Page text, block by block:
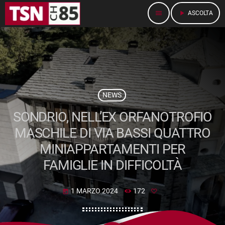
menu play_arrow ASCOLTA
NEWS
SONDRIO, NELL’EX ORFANOTROFIO
MASCHILE DI VIA BASSI QUATTRO
MINIAPPARTAMENTI PER
FAMIGLIE IN DIFFICOLTÀ
today 1 MARZO 2024 172